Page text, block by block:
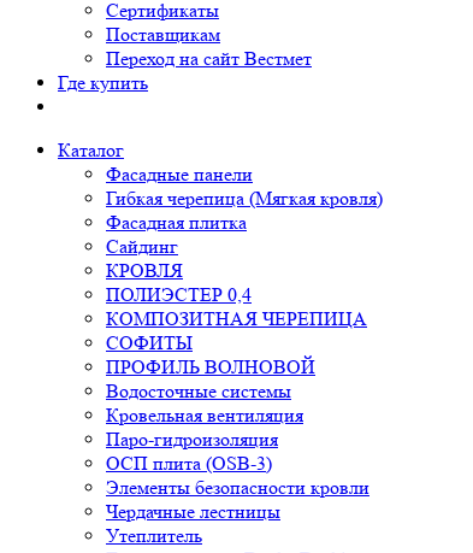
Сертификаты
Поставщикам
Переход на сайт Вестмет
Где купить
Каталог
Фасадные панели
Гибкая черепица (Мягкая кровля)
Фасадная плитка
Сайдинг
КРОВЛЯ
ПОЛИЭСТЕР 0,4
КОМПОЗИТНАЯ ЧЕРЕПИЦА
СОФИТЫ
ПРОФИЛЬ ВОЛНОВОЙ
Водосточные системы
Кровельная вентиляция
Паро-гидроизоляция
ОСП плита (OSB-3)
Элементы безопасности кровли
Чердачные лестницы
Утеплитель